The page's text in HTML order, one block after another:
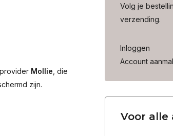
Mollie , die
zijn.
Volg je
verzending.
Inloggen
Account
Voor alle